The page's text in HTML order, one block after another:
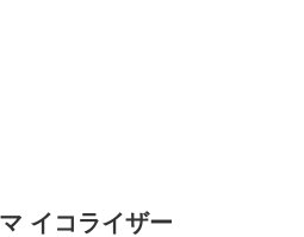
イコライザー